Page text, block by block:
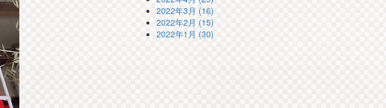
2022年3月 (16)
2022年2月 (15)
2022年1月 (30)